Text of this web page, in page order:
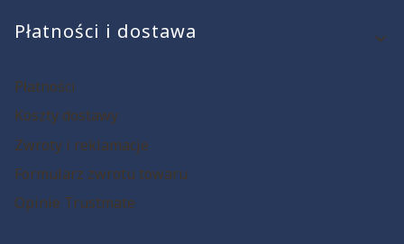
Płatności i dostawa
Płatności
Koszty dostawy
Zwroty i reklamacje
Formularz zwrotu towaru
Opinie Trustmate